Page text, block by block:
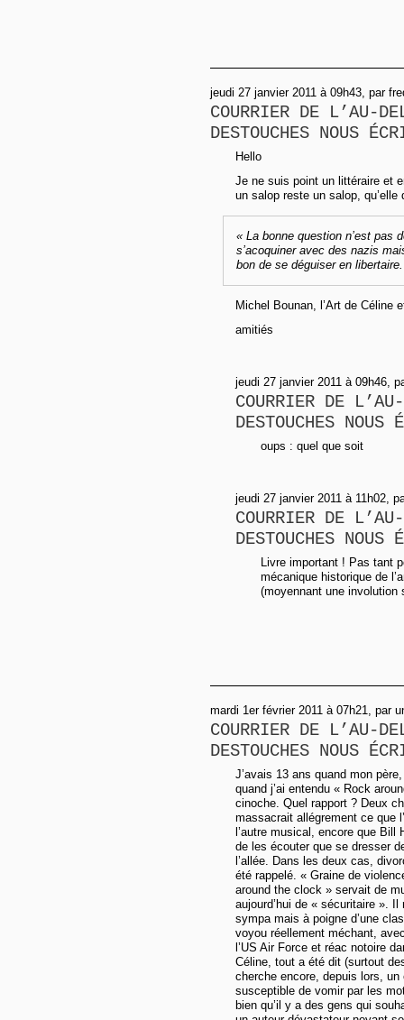
jeudi 27 janvier 2011 à 09h43, par
COURRIER DE L’AU-
DESTOUCHES NOUS
Hello
Je ne suis point un littéraire et
un salop reste un salop,
« La bonne question n’est pas
s’acoquiner avec des nazis
bon de se déguiser en
Michel Bounan, l’Art de Céline
amitiés
jeudi 27 janvier 2011 à 09h46,
COURRIER DE
DESTOUCHES
oups : quel que soit
jeudi 27 janvier 2011 à 11h02,
COURRIER DE
DESTOUCHES
Livre important ! Pas tant
mécanique historique de
(moyennant une involution
mardi 1er février 2011 à 07h21, par
COURRIER DE L’AU-
DESTOUCHES NOUS
J’avais 13 ans quand mon
quand j’ai entendu « Rock
cinoche. Quel rapport ? Deux
massacrait allégrement ce que
l’autre musical, encore que
de les écouter que se dresser
l’allée. Dans les deux cas,
été rappelé. « Graine de
around the clock » servait de
aujourd’hui de « sécuritaire ».
sympa mais à poigne d’une
voyou réellement méchant,
l’US Air Force et réac notoire
Céline, tout a été dit (surtout
cherche encore, depuis lors,
susceptible de vomir par les
bien qu’il y a des gens qui